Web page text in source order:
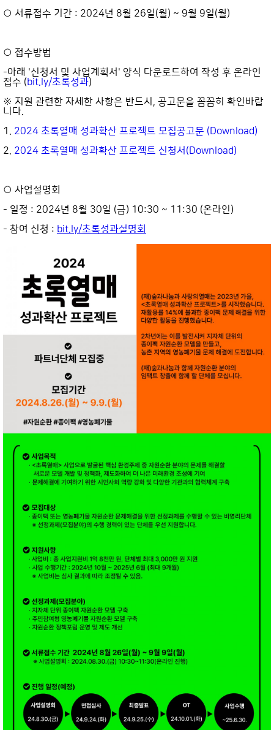
○ 서류접수 기간 : 2024년 8월 26일(월) ~ 9월 9일(월)
○ 접수방법
-아래 '신청서 및 사업계획서' 양식 다운로드하여 작성 후 온라인
접수 (bit.ly/초록성과)
※ 지원 관련한 자세한 사항은 반드시, 공고문을 꼼꼼히 확인바랍
니다.
1. 2024 초록열매 성과확산 프로젝트 모집공고문 (Download)
2. 2024 초록열매 성과확산 프로젝트 신청서(Download)
○ 사업설명회
- 일정 : 2024년 8월 30일 (금) 10:30 ~ 11:30 (온라인)
- 참여 신청 : bit.ly/초록성과설명회